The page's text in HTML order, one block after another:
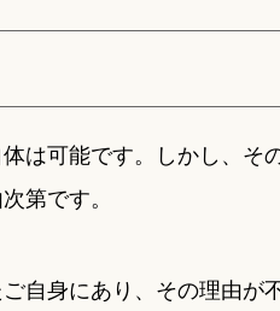
は可能です。しかし、そ
第です。
自身にあり、その理由が